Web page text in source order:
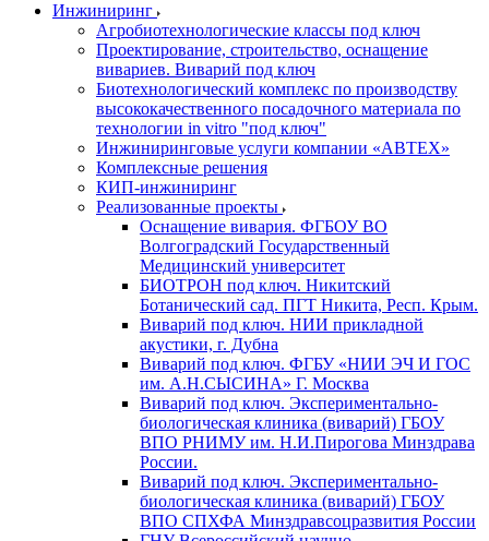
Инжиниринг
Агробиотехнологические классы под ключ
Проектирование, строительство, оснащение
вивариев. Виварий под ключ
Биотехнологический комплекс по производству
высококачественного посадочного материала по
технологии in vitro "под ключ"
Инжиниринговые услуги компании «АВТЕХ»
Комплексные решения
КИП-инжиниринг
Реализованные проекты
Оснащение вивария. ФГБОУ ВО
Волгоградский Государственный
Медицинский университет
БИОТРОН под ключ. Никитский
Ботанический сад. ПГТ Никита, Респ. Крым.
Виварий под ключ. НИИ прикладной
акустики, г. Дубна
Виварий под ключ. ФГБУ «НИИ ЭЧ И ГОС
им. А.Н.СЫСИНА» Г. Москва
Виварий под ключ. Экспериментально-
биологическая клиника (виварий) ГБОУ
ВПО РНИМУ им. Н.И.Пирогова Минздрава
России.
Виварий под ключ. Экспериментально-
биологическая клиника (виварий) ГБОУ
ВПО СПХФА Минздравсоцразвития России